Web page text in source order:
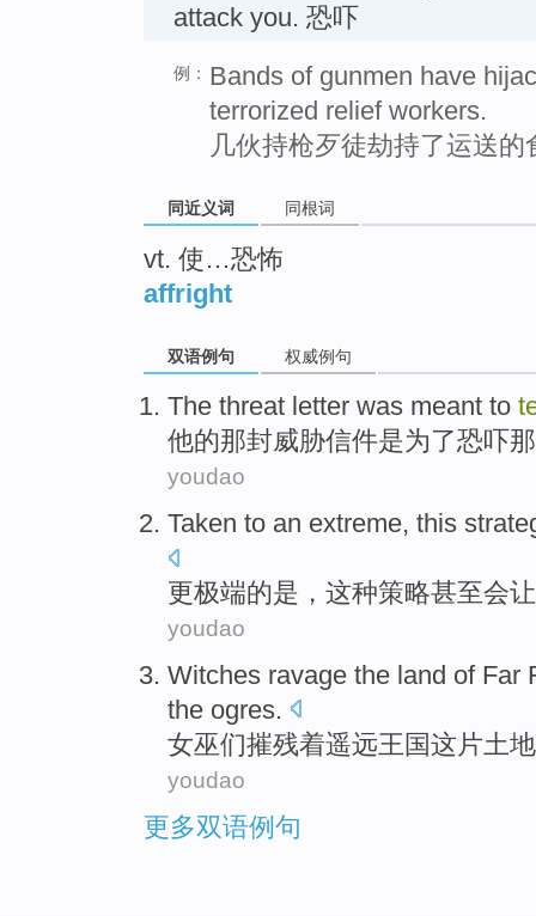
attack you. 恐吓
例： Bands of gunmen have
terrorized relief workers.
几伙持枪歹徒劫持了运送
同近义词 同根词
vt. 使…恐怖
affright
双语例句 权威例句
The threat letter was meant to
他的那封威胁信件是为了恐吓
youdao
Taken to an extreme, this
更极端的是， 这种策略甚至会
youdao
Witches ravage the land of Far
the ogres.
女巫们摧残着遥远王国这 片土地
youdao
更多双语例句